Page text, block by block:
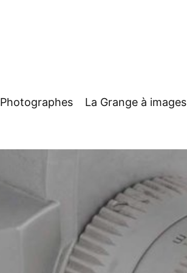
Photographes La Grange à images